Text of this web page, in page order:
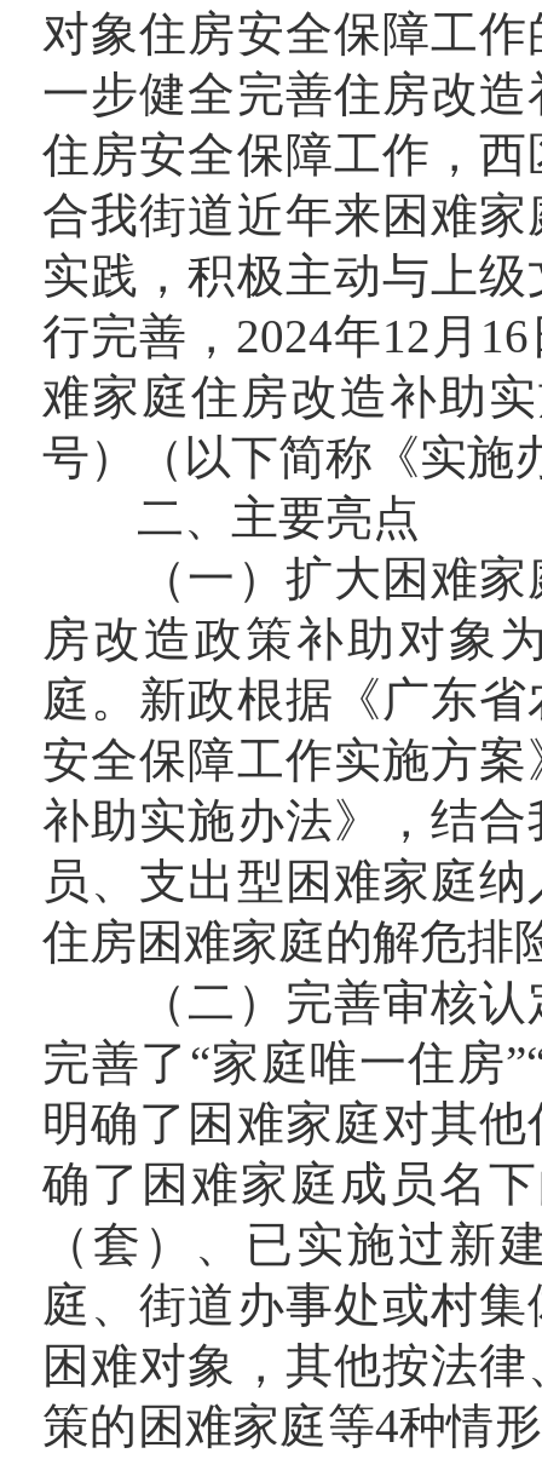
对象住房安全保障工
一步健全完善住房改
住房安全保障工作，
合我街道近年来困难
实践，积极主动与上
行完善，2024年12月
难家庭住房改造补助
号）（以下简称《实施
二、主要亮点
（一）扩大困难家
房改造政策补助对象
庭。新政根据《广东
安全保障工作实施方
补助实施办法》，结
员、支出型困难家庭
住房困难家庭的解危排
（二）完善审核认
完善了“家庭唯一住房
明确了困难家庭对其
确了困难家庭成员名
（套）、已实施过新
庭、街道办事处或村
困难对象，其他按法
策的困难家庭等4种情